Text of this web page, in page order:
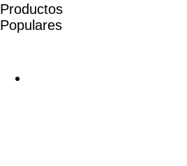
Productos
Populares